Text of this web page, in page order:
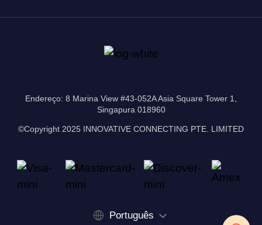
Endereço: 8 Marina View #43-052A Asia Square Tower 1,
Singapura 018960
©Copyright 2025 INNOVATIVE CONNECTING PTE. LIMITED
Português